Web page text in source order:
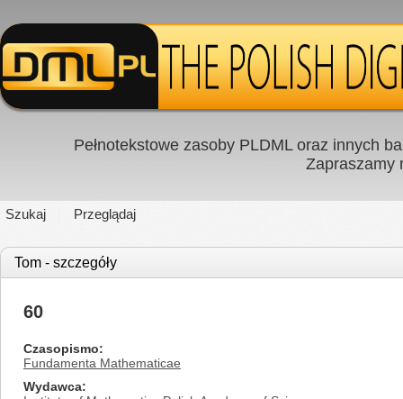
Pełnotekstowe zasoby PLDML oraz innych
Zapraszamy
Szukaj Przeglądaj
Tom - szczegóły
60
Czasopismo
Fundamenta Mathematicae
Wydawca